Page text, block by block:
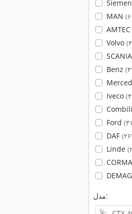
MAN
AMTEC
Volvo
SCANIA
Benz
Iveco
Ford
DAF
Linde
DEMAG
مدل: